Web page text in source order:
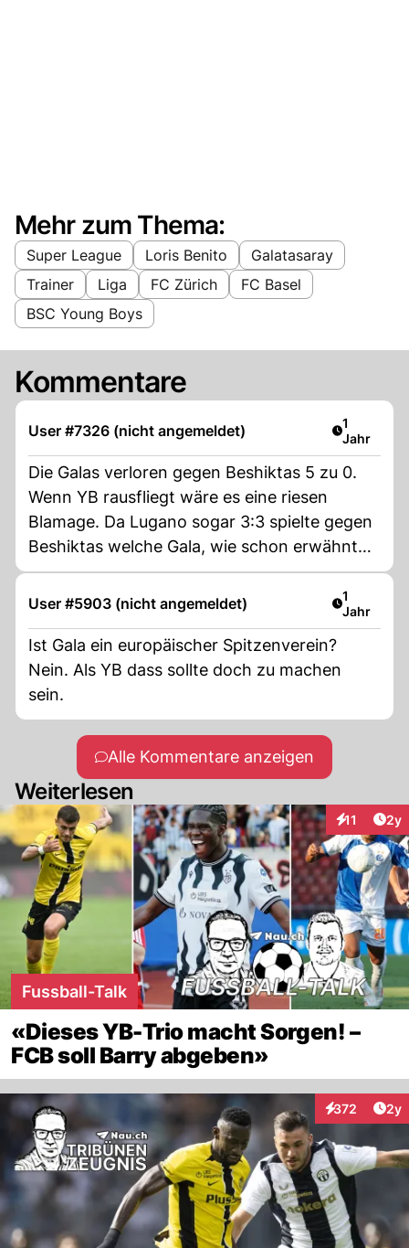
Mehr zum Thema:
Super League Loris Benito
Galatasaray
Trainer
Liga FC Zürich
FC Basel
BSC Young Boys
Kommentare
User #7326 (nicht angemeldet) Artikel
1
Jahr
Die Galas verloren gegen Beshiktas 5 zu 0.
Wenn YB rausfliegt wäre es eine riesen
Blamage. Da Lugano sogar 3:3 spielte gegen
Beshiktas welche Gala, wie schon erwähnt
5:0 schlugen.
User #5903 (nicht angemeldet) Artikel
1
Jahr
Ist Gala ein europäischer Spitzenverein?
Nein. Als YB dass sollte doch zu machen
sein.
Alle Kommentare anzeigen
Weiterlesen
11 2y
Fussball-Talk
«Dieses YB-Trio macht Sorgen! –
FCB soll Barry abgeben»
372
Interaktionen
2y